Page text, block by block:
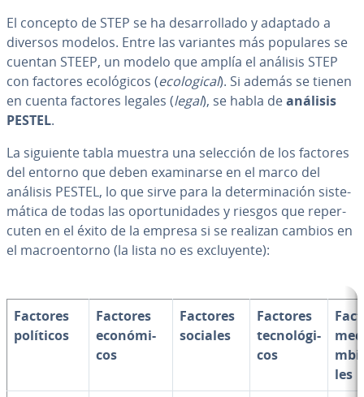
El concepto de STEP se ha de­sa­rro­lla­do y adaptado a
diversos modelos. Entre las variantes más populares se
cuentan STEEP, un modelo que amplía el análisis STEP
con factores eco­ló­gi­cos (eco­lo­gi­cal). Si además se tienen
en cuenta factores legales (legal), se habla deanálisis
PESTEL.
La siguiente tabla muestra una selección de los factores
del entorno que deben exa­mi­nar­se en el marco del
análisis PESTEL, lo que sirve para la de­te­r­mi­na­ción si­s­te­
má­ti­ca de todas las opo­r­tu­ni­da­des y riesgos que re­pe­r­
cu­ten en el éxito de la empresa si se realizan cambios en
el ma­croe­n­to­rno (la lista no es ex­clu­ye­n­te):
Factores
políticos
Factores
eco­nó­mi­
cos
Factores
sociales
Factores
te­c­no­ló­gi­
cos
les